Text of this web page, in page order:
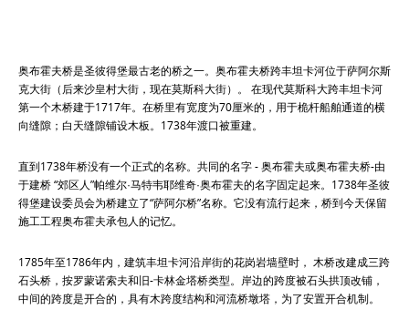
奥布霍夫桥是圣彼得堡最古老的桥之一。奥布霍夫桥跨丰坦卡河位于萨阿尔斯
克大街（后来沙皇村大街，现在莫斯科大街）。 在现代莫斯科大跨丰坦卡河
第一个木桥建于1717年。在桥里有宽度为70厘米的，用于桅杆船舶通道的横
向缝隙；白天缝隙铺设木板。1738年渡口被重建。
直到1738年桥没有一个正式的名称。共同的名字 - 奥布霍夫或奥布霍夫桥-由
于建桥 “郊区人”帕维尔·马特韦耶维奇·奥布霍夫的名字固定起来。1738年圣彼
得堡建设委员会为桥建立了“萨阿尔桥”名称。它没有流行起来，桥到今天保留
施工工程奥布霍夫承包人的记忆。
1785年至1786年内，建筑丰坦卡河沿岸街的花岗岩墙壁时， 木桥改建成三跨
石头桥，按罗蒙诺索夫和旧-卡林金塔桥类型。岸边的跨度被石头拱顶改铺，
中间的跨度是开合的，具有木跨度结构和河流桥墩塔，为了安置开合机制。